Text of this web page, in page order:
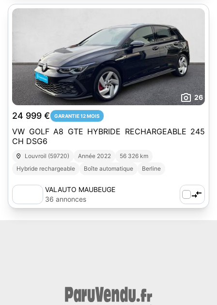
26
24 999 € GARANTIE 12 MOIS
VW GOLF A8 GTE HYBRIDE RECHARGEABLE 245
CH DSG6
Louvroil (59720) Année 2022
56 326 km
Hybride rechargeable
Boîte automatique Berline
VALAUTO MAUBEUGE
36 annonces